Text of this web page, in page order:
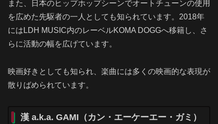
また、日本のヒップホップシーンでオートチューンの使用
を広めた先駆者の一人としても知られています。2018年
にはLDH MUSIC内のレーベルKOMA DOGGへ移籍し、さ
らに活動の幅を広げています。
映画好きとしても知られ、楽曲には多くの映画的な表現が
散りばめられています。
漢 a.k.a. GAMI（カン・エーケーエー・ガミ）